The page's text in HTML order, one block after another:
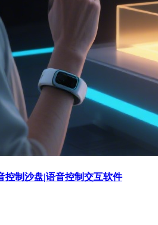
控制沙盘|语音控制交互软件